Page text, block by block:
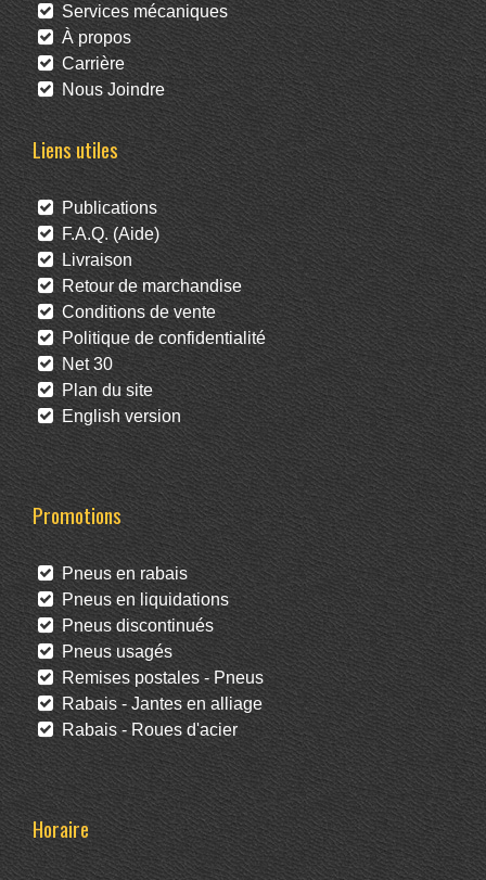
Services mécaniques
À propos
Carrière
Nous Joindre
Liens utiles
Publications
F.A.Q. (Aide)
Livraison
Retour de marchandise
Conditions de vente
Politique de confidentialité
Net 30
Plan du site
English version
Promotions
Pneus en rabais
Pneus en liquidations
Pneus discontinués
Pneus usagés
Remises postales - Pneus
Rabais - Jantes en alliage
Rabais - Roues d'acier
Horaire